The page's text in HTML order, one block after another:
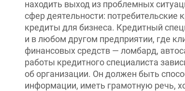
сфер деятельности: потребительские
кредиты для бизнеса. Кредитный
и в любом другом предприятии, где
финансовых средств — ломбард,
работы кредитного специалиста
об организации. Он должен быть
информации, иметь грамотную речь,
выглядеть представительно и опрятно.